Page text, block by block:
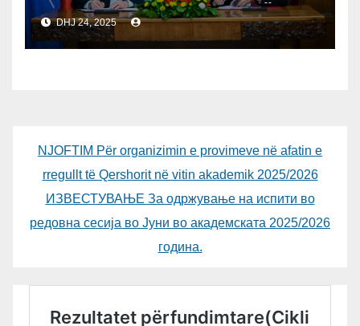
ME KUVENDIN E RMV-SË
DHJ 24, 2025
NJOFTIM Për organizimin e provimeve në afatin e
rregullt të Qershorit në vitin akademik 2025/2026
ИЗВЕСТУВАЊЕ За одржување на испити во
редовна сесија во Јуни во академската 2025/2026
година.